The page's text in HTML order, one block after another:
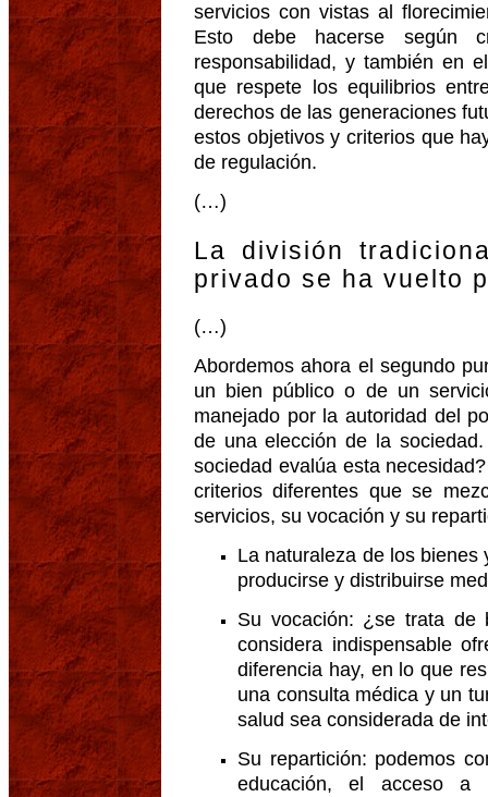
servicios con vistas al
Esto debe hacerse según
responsabilidad, y también en
que respete los equilibrios
derechos de las generaciones
estos objetivos y criterios que
de regulación.
(…)
La división
privado se ha vuelto
(…)
Abordemos ahora el segundo
un bien público o de un
manejado por la autoridad del
de una elección de la
sociedad evalúa esta
criterios diferentes que se
servicios, su vocación y su
La naturaleza de los
producirse y distribuirse
Su vocación: ¿se trata de
considera indispensable
diferencia hay, en lo que
una consulta médica y un
salud sea considerada de
Su repartición: podemos
educación, el acceso